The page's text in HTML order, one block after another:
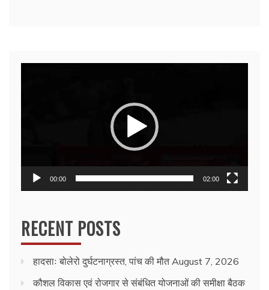
00:00 02:00
RECENT POSTS
हादसाः बोलेरो दुर्घटनाग्रस्त, पांच की मौत August 7, 2026
कौशल विकास एवं रोजगार से संबंधित योजनाओं की समीक्षा बैठक